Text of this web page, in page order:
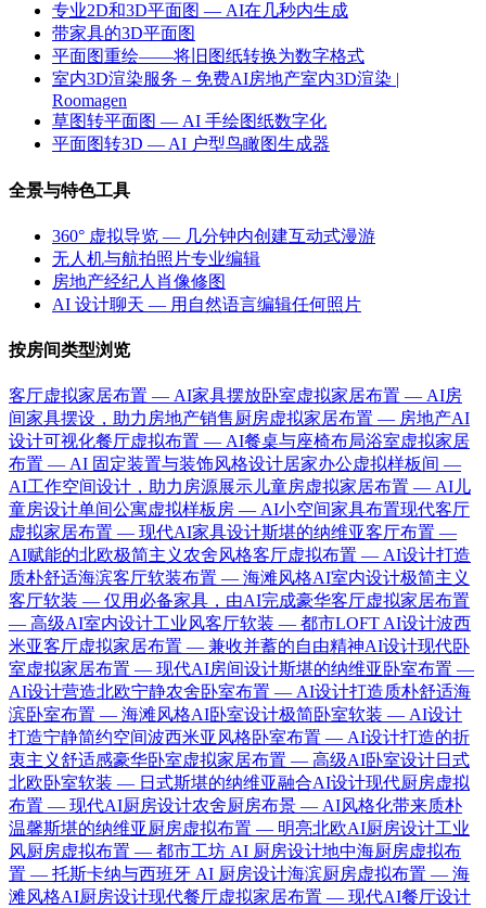
专业2D和3D平面图 — AI在几秒内生成
带家具的3D平面图
平面图重绘——将旧图纸转换为数字格式
室内3D渲染服务 – 免费AI房地产室内3D渲染 |
Roomagen
草图转平面图 — AI 手绘图纸数字化
平面图转3D — AI 户型鸟瞰图生成器
全景与特色工具
360° 虚拟导览 — 几分钟内创建互动式漫游
无人机与航拍照片专业编辑
房地产经纪人肖像修图
AI 设计聊天 — 用自然语言编辑任何照片
按房间类型浏览
客厅虚拟家居布置 — AI家具摆放卧室虚拟家居布置 — AI房
间家具摆设，助力房地产销售 厨房虚拟家居布置 — 房地产AI
设计可视化餐厅虚拟布置 — AI餐桌与座椅布局浴室虚拟家居
布置 — AI 固定装置与装饰风格设计居家办公虚拟样板间 —
AI工作空间设计，助力房源展示 儿童房虚拟家居布置 — AI儿
童房设计单间公寓虚拟样板房 — AI小空间家具布置现代客厅
虚拟家居布置 — 现代AI家具设计斯堪的纳维亚客厅布置 —
AI赋能的北欧极简主义农舍风格客厅虚拟布置 — AI设计打造
质朴舒适海滨客厅软装布置 — 海滩风格AI室内设计极简主义
客厅软装 — 仅用必备家具，由AI完成豪华客厅虚拟家居布置
— 高级AI室内设计工业风客厅软装 — 都市LOFT AI设计波西
米亚客厅虚拟家居布置 — 兼收并蓄的自由精神AI设计现代卧
室虚拟家居布置 — 现代AI房间设计斯堪的纳维亚卧室布置 —
AI设计营造北欧宁静农舍卧室布置 — AI设计打造质朴舒适海
滨卧室布置 — 海滩风格AI卧室设计极简卧室软装 — AI设计
打造宁静简约空间波西米亚风格卧室布置 — AI设计打造的折
衷主义舒适感豪华卧室虚拟家居布置 — 高级AI卧室设计日式
北欧卧室软装 — 日式斯堪的纳维亚融合AI设计现代厨房虚拟
布置 — 现代AI厨房设计农舍厨房布景 — AI风格化带来质朴
温馨斯堪的纳维亚厨房虚拟布置 — 明亮北欧AI厨房设计工业
风厨房虚拟布置 — 都市工坊 AI 厨房设计地中海厨房虚拟布
置 — 托斯卡纳与西班牙 AI 厨房设计海滨厨房虚拟布置 — 海
滩风格AI厨房设计现代餐厅虚拟家居布置 — 现代AI餐厅设计